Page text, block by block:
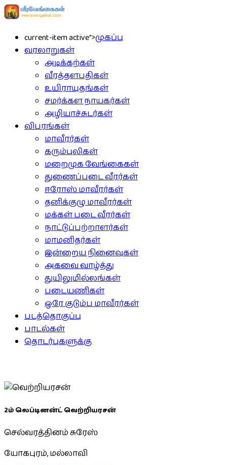
current-item active">முகப்பு
வரலாறுகள்
அடிக்கற்கள்
வீரத்தளபதிகள்
உயிராயுதங்கள்
சமர்க்கள நாயகர்கள்
அழியாச்சுடர்கள்
விபரங்கள்
மாவீரர்கள்
கரும்புலிகள்
மறைமுக வேங்கைகள்
துணைப்படை வீரர்கள்
ஈரோஸ் மாவீரர்கள்
தனிக்குழு மாவீரர்கள்
மக்கள் படை வீரர்கள்
நாட்டுப்பற்றாளர்கள்
மாமனிதர்கள்
இன்றைய நினைவுகள்
அகவை வாழ்த்து
துயிலுமில்லங்கள்
படையணிகள்
ஒரே குடும்ப மாவீரர்கள்
படத்தொகுப்பு
பாடல்கள்
தொடர்புகளுக்கு
2ம் லெப்டினன்ட் வெற்றியரசன்
செல்வரத்தினம் சுரேஸ்
யோகபுரம், மல்லாவி